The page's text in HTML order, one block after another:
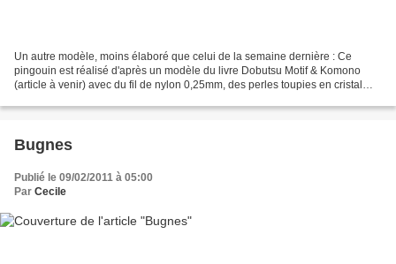
Un autre modèle, moins élaboré que celui de la semaine dernière : Ce
pingouin est réalisé d'après un modèle du livre Dobutsu Motif & Komono
(article à venir) avec du fil de nylon 0,25mm, des perles toupies en cristal
Bugnes
Publié le 09/02/2011 à 05:00
Par Cecile